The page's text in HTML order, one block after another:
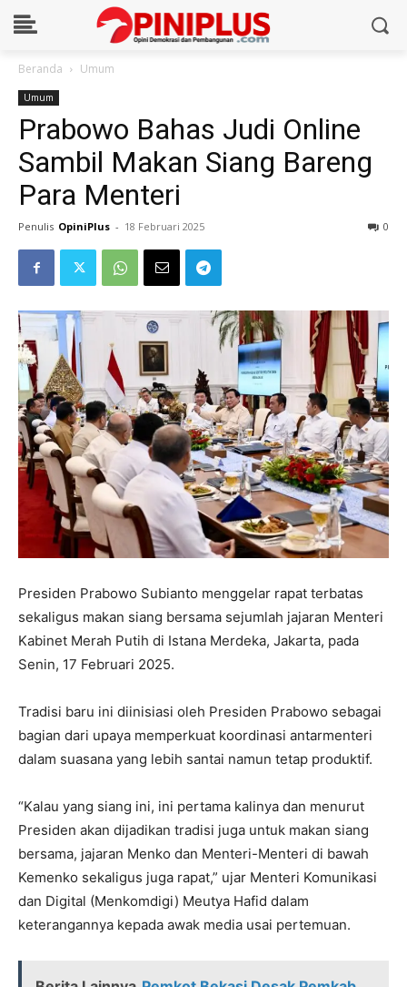
Beranda Umum
Umum
Prabowo Bahas Judi Online
Sambil Makan Siang Bareng
Para Menteri
Penulis OpiniPlus - 18 Februari 2025 0
Presiden Prabowo Subianto menggelar rapat terbatas
sekaligus makan siang bersama sejumlah jajaran Menteri
Kabinet Merah Putih di Istana Merdeka, Jakarta, pada
Senin, 17 Februari 2025.
Tradisi baru ini diinisiasi oleh Presiden Prabowo sebagai
bagian dari upaya memperkuat koordinasi antarmenteri
dalam suasana yang lebih santai namun tetap produktif.
“Kalau yang siang ini, ini pertama kalinya dan menurut
Presiden akan dijadikan tradisi juga untuk makan siang
bersama, jajaran Menko dan Menteri-Menteri di bawah
Kemenko sekaligus juga rapat,” ujar Menteri Komunikasi
dan Digital (Menkomdigi) Meutya Hafid dalam
keterangannya kepada awak media usai pertemuan.